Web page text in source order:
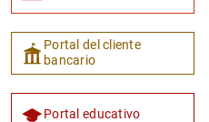
Portal del cliente
bancario
Portal educativo